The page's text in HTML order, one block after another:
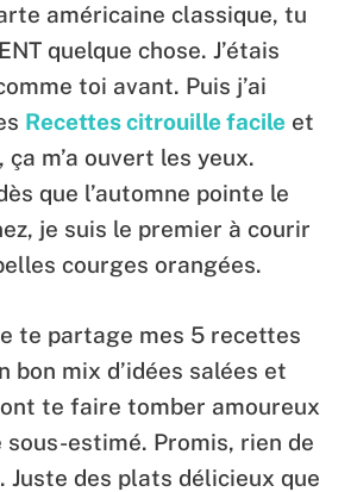
américaine classique, tu
quelque chose. J’étais
toi avant. Puis j’ai
Recettes citrouille facile et
m’a ouvert les yeux.
que l’automne pointe le
je suis le premier à courir
courges orangées.
te partage mes 5 recettes
bon mix d’idées salées et
te faire tomber amoureux
sous-estimé. Promis, rien de
Juste des plats délicieux que